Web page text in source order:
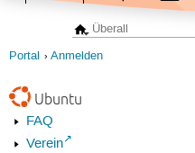
Portal Anmelden
Ubuntu
FAQ
Verein